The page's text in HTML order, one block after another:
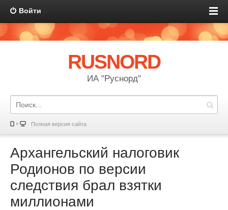
Войти
RUSNORD
ИА "Руснорд"
Полная версия сайта
Архангельский налоговик
Родионов по версии
следствия брал взятки
миллионами